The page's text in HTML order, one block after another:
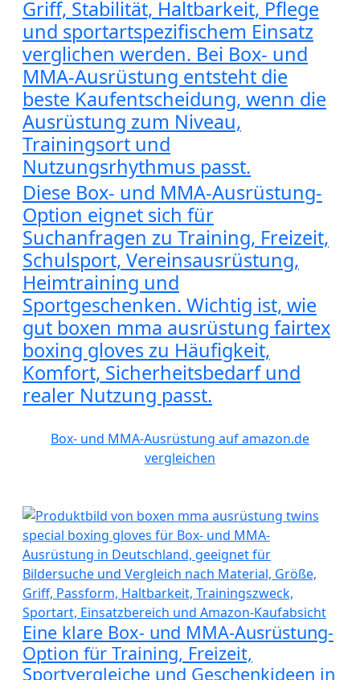
Griff, Stabilität, Haltbarkeit, Pflege
und sportartspezifischem Einsatz
verglichen werden. Bei Box- und
MMA-Ausrüstung entsteht die
beste Kaufentscheidung, wenn die
Ausrüstung zum Niveau,
Trainingsort und
Nutzungsrhythmus passt.
Diese Box- und MMA-Ausrüstung-
Option eignet sich für
Suchanfragen zu Training, Freizeit,
Schulsport, Vereinsausrüstung,
Heimtraining und
Sportgeschenken. Wichtig ist, wie
gut boxen mma ausrüstung fairtex
boxing gloves zu Häufigkeit,
Komfort, Sicherheitsbedarf und
realer Nutzung passt.
Box- und MMA-Ausrüstung auf amazon.de
vergleichen
Eine klare Box- und MMA-Ausrüstung-
Option für Training, Freizeit,
Sportvergleiche und Geschenkideen in